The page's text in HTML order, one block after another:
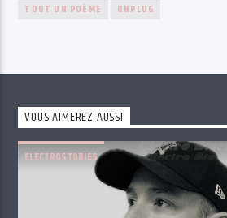
TOUT UN POÈME
UNPLUG
VOUS AIMEREZ AUSSI
ELECTROSTORIES